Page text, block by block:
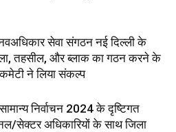
सेवा संगठन नई दिल्ली के
तहसील, और ब्लाक का गठन करने के
ने लिया संकल्प
निर्वाचन 2024 के दृष्टिगत
सेक्टर अधिकारियों के साथ जिला